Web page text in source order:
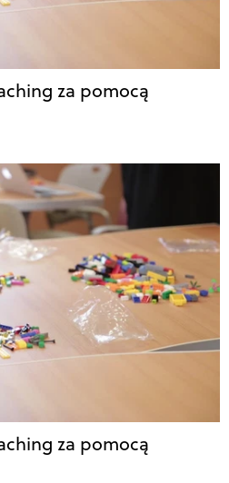
za pomocą
za pomocą